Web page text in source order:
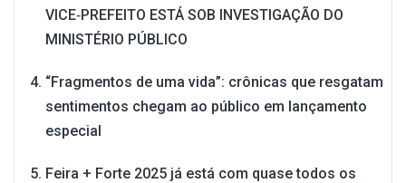
VICE‑PREFEITO ESTÁ SOB INVESTIGAÇÃO DO
MINISTÉRIO PÚBLICO
“Fragmentos de uma vida”: crônicas que resgatam
sentimentos chegam ao público em lançamento
especial
Feira + Forte 2025 já está com quase todos os